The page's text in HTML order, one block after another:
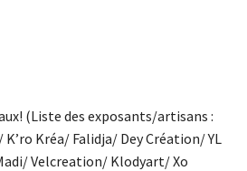
(Liste des exposants/artisans :
K’ro Kréa/ Falidja/ Dey Création/ YL
Velcreation/ Klodyart/ Xo